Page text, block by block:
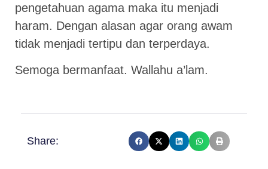
pengetahuan agama maka itu menjadi
haram. Dengan alasan agar orang awam
tidak menjadi tertipu dan terperdaya.
Semoga bermanfaat. Wallahu a’lam.
Share: